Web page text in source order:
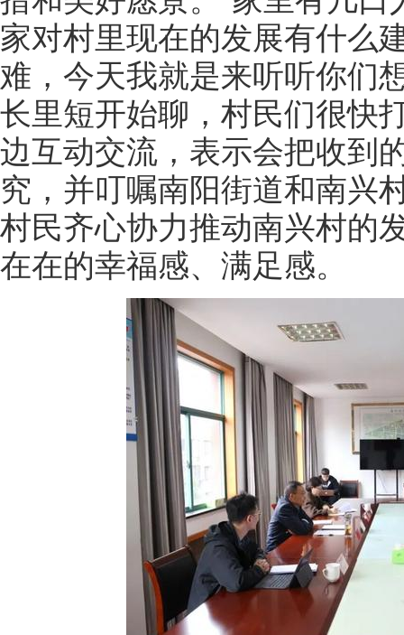
家对村里现在的发展有什么
难，今天我就是来听听你们
长里短开始聊，村民们很快
边互动交流，表示会把收到
究，并叮嘱南阳街道和南兴
村民齐心协力推动南兴村的
在在的幸福感、满足感。